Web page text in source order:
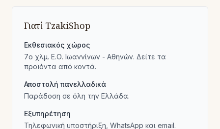
Γιατί TzakiShop
Εκθεσιακός χώρος
7ο χλμ. Ε.Ο. Ιωαννίνων - Αθηνών. Δείτε τα
προϊόντα από κοντά.
Αποστολή πανελλαδικά
Παράδοση σε όλη την Ελλάδα.
Εξυπηρέτηση
Τηλεφωνική υποστήριξη, WhatsApp και email.